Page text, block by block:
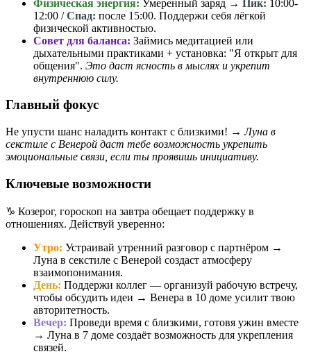
Физическая энергия: Умеренный заряд → Пик: 10:00-
12:00 /Спад: после 15:00. Поддержи себя лёгкой
физической активностью.
Совет для баланса: Займись медитацией или
дыхательными практиками + установка: "Я открыт для
общения". Это даст ясность в мыслях и укрепит
внутреннюю силу.
Главный фокус
Не упусти шанс наладить контакт с близкими! →Луна в
секстиле с Венерой даст тебе возможность укрепить
эмоциональные связи, если ты проявишь инициативу.
Ключевые возможности
♑️ Козерог, гороскоп на завтра обещает поддержку в
отношениях. Действуй уверенно:
Утро: Устраивай утренний разговор с партнёром →
Луна в секстиле с Венерой создаст атмосферу
взаимопонимания.
День: Поддержи коллег — организуй рабочую встречу,
чтобы обсудить идеи → Венера в 10 доме усилит твою
авторитетность.
Вечер: Проведи время с близкими, готовя ужин вместе
→ Луна в 7 доме создаёт возможность для укрепления
связей.